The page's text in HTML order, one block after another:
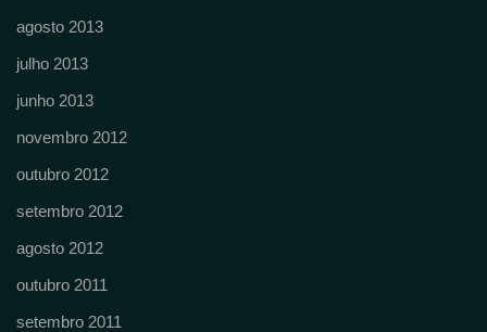
agosto 2013
julho 2013
junho 2013
novembro 2012
outubro 2012
setembro 2012
agosto 2012
outubro 2011
setembro 2011